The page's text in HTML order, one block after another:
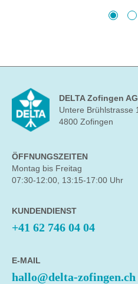
DELTA Zofingen AG
Untere Brühlstrasse
4800 Zofingen
ÖFFNUNGSZEITEN
Montag bis Freitag
07:30-12:00, 13:15-17:00 Uhr
KUNDENDIENST
+41 62 746 04 04
E-MAIL
hallo@delta-zofingen.ch